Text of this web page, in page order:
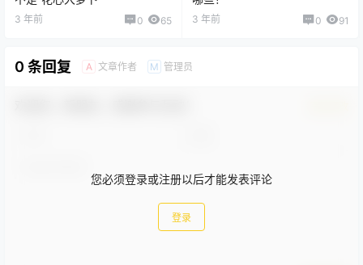
3 年前 0 65 3 年前 0 91
0 条回复 A 文章作者 M 管理员
您必须登录或注册以后才能发表评论
登录